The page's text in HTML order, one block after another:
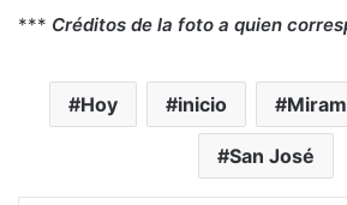
*** Créditos de la foto a quien
Hoy inicio
San José